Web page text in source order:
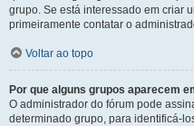
grupo. Se está interessado em criar
primeiramente contatar o
Voltar ao topo
Por que alguns grupos aparecem
O administrador do fórum pode
determinado grupo, para identificá-